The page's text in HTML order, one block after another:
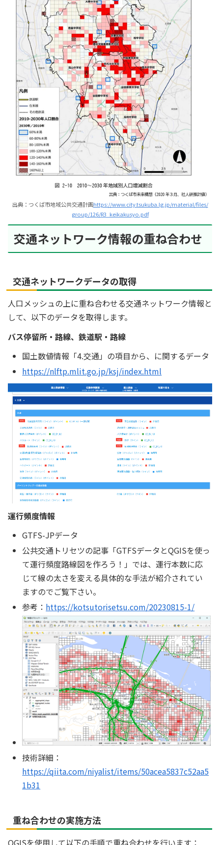
出典：つくば市地域公共交通計画https://www.city.tsukuba.lg.jp/material/files/
group/126/R3_keikakusyo.pdf
交通ネットワーク情報の重ね合わせ
交通ネットワークデータの取得
人口メッシュの上に重ね合わせる交通ネットワーク情報と
して、以下のデータを取得します。
バス停留所・路線、鉄道駅・路線
国土数値情報「4.交通」の項目から、に関するデータ
https://nlftp.mlit.go.jp/ksj/index.html
運行頻度情報
GTFS-JPデータ
公共交通トリセツの記事「GTFSデータとQGISを使っ
て運行頻度路線図を作ろう！」では、運行本数に応
じて線の太さを変える具体的な手法が紹介されてい
ますのでご覧下さい。
参考： https://kotsutorisetsu.com/20230815-1/
技術詳細：
https://qiita.com/niyalist/items/50acea5837c52aa5
1b31
重ね合わせの実施方法
QGISを使用して以下の手順で重ね合わせを行います：